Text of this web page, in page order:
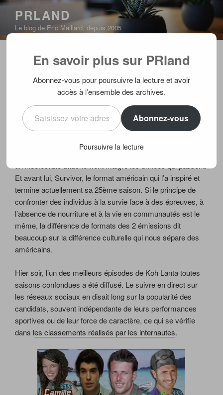
Aller
contenu
principal
PRLAND
Le blog de Eric Maillard, depuis 2005
PUBLIÉ
15/12/2012 PARERIC
Petit guide à l’usage des candidats
de Koh Lanta
Peu de concepts télé résistent à l’usure du temps, même
après rafraichissement. Le retour la semaine dernière de la
Star Ac sur NRJ 12 en a fait une nouvelle démonstration.
un indéfectible attachement malgré les années qui passent.
Et avant lui, Survivor, le format américain qui l’a inspiré et
termine actuellement sa 25ème saison. Si le principe de
confronter des individus à la survie face à des épreuves, à
l’absence de nourriture et à la vie en communautés est le
même, la différence de formats des 2 émissions dit
beaucoup sur la différence culturelle qui nous sépare des
américains.
Hier soir, l’un des meilleurs épisodes de Koh Lanta toutes
saisons confondues a été diffusé. Le suivre en direct sur
les réseaux sociaux en disait long sur la popularité des
candidats, souvent indépendante de leurs performances
sportives ou de leur force de caractère, ce qui se vérifie
dans les classements réalisés par les internautes.
En savoir plus sur PRland
Abonnez-vous pour poursuivre la lecture et avoir
accès à l’ensemble des archives.
Saisissez votre adresse e-mail…
Abonnez-vous
Poursuivre la lecture